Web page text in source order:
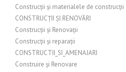
Construcții și materialele de construcții
CONSTRUCȚII ȘI RENOVĂRI
Construcții și Renovații
Construcții și reparații
CONSTRUCTII_SI_AMENAJARI
Construire și Renovare